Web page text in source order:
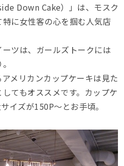
Down Cake）」は、モスク
に女性客の心を掴む人気店
ツは、ガールズトークには
メリカンカップケーキは見た
てもオススメです。カップケ
イズが150P〜とお手頃。